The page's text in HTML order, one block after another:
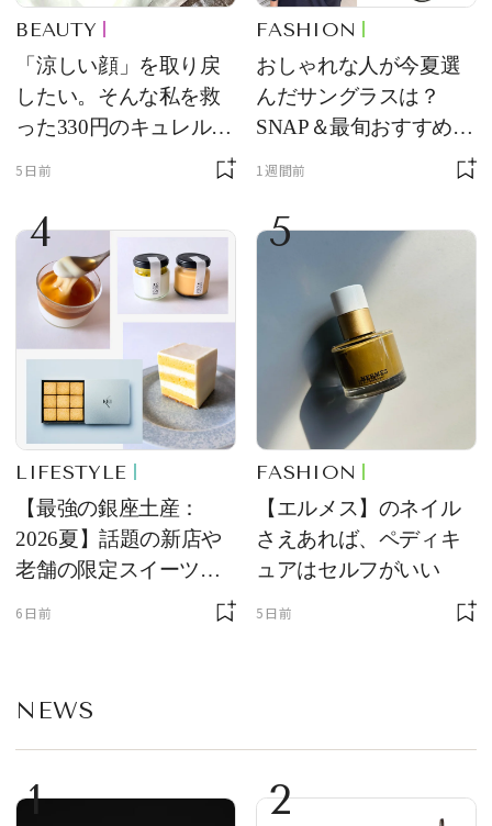
BEAUTY
「涼しい顔」を取り戻
したい。そんな私を救
った330円のキュレル名
5日前
FASHION
おしゃれな人が今夏選
んだサングラスは？
SNAP＆最旬おすすめサ
1週間前
4
LIFESTYLE
【最強の銀座土産：
2026夏】話題の新店や
老舗の限定スイーツを
ゲット【＃SPURおやつ
6日前
5
FASHION
【エルメス】のネイル
さえあれば、ペディキ
ュアはセルフがいい
5日前
NEWS
1 2